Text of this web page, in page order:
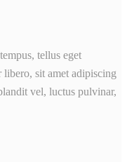
tellus eget
libero, sit amet adipiscing
vel, luctus pulvinar,